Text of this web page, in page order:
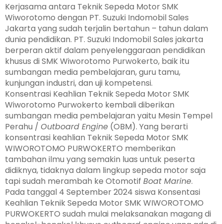
Kerjasama antara Teknik Sepeda Motor SMK
Wiworotomo dengan PT. Suzuki Indomobil Sales
Jakarta yang sudah terjalin bertahun – tahun dalam
dunia pendidikan. PT. Suzuki Indomobil Sales jakarta
berperan aktif dalam penyelenggaraan pendidikan
khusus di SMK Wiworotomo Purwokerto, baik itu
sumbangan media pembelajaran, guru tamu,
kunjungan industri, dan uji kompetensi.
Konsentrasi Keahlian Teknik Sepeda Motor SMK
Wiworotomo Purwokerto kembali diberikan
sumbangan media pembelajaran yaitu Mesin Tempel
Perahu / Outboard Engine (OBM). Yang berarti
konsentrasi keahlian Teknik Sepeda Motor SMK
WIWOROTOMO PURWOKERTO memberikan
tambahan ilmu yang semakin luas untuk peserta
didiknya, tidaknya dalam lingkup sepeda motor saja
tapi sudah merambah ke Otomotif Boat Marine.
Pada tanggal 4 September 2024 siswa Konsentasi
Keahlian Teknik Sepeda Motor SMK WIWOROTOMO
PURWOKERTO sudah mulai melaksanakan magang di